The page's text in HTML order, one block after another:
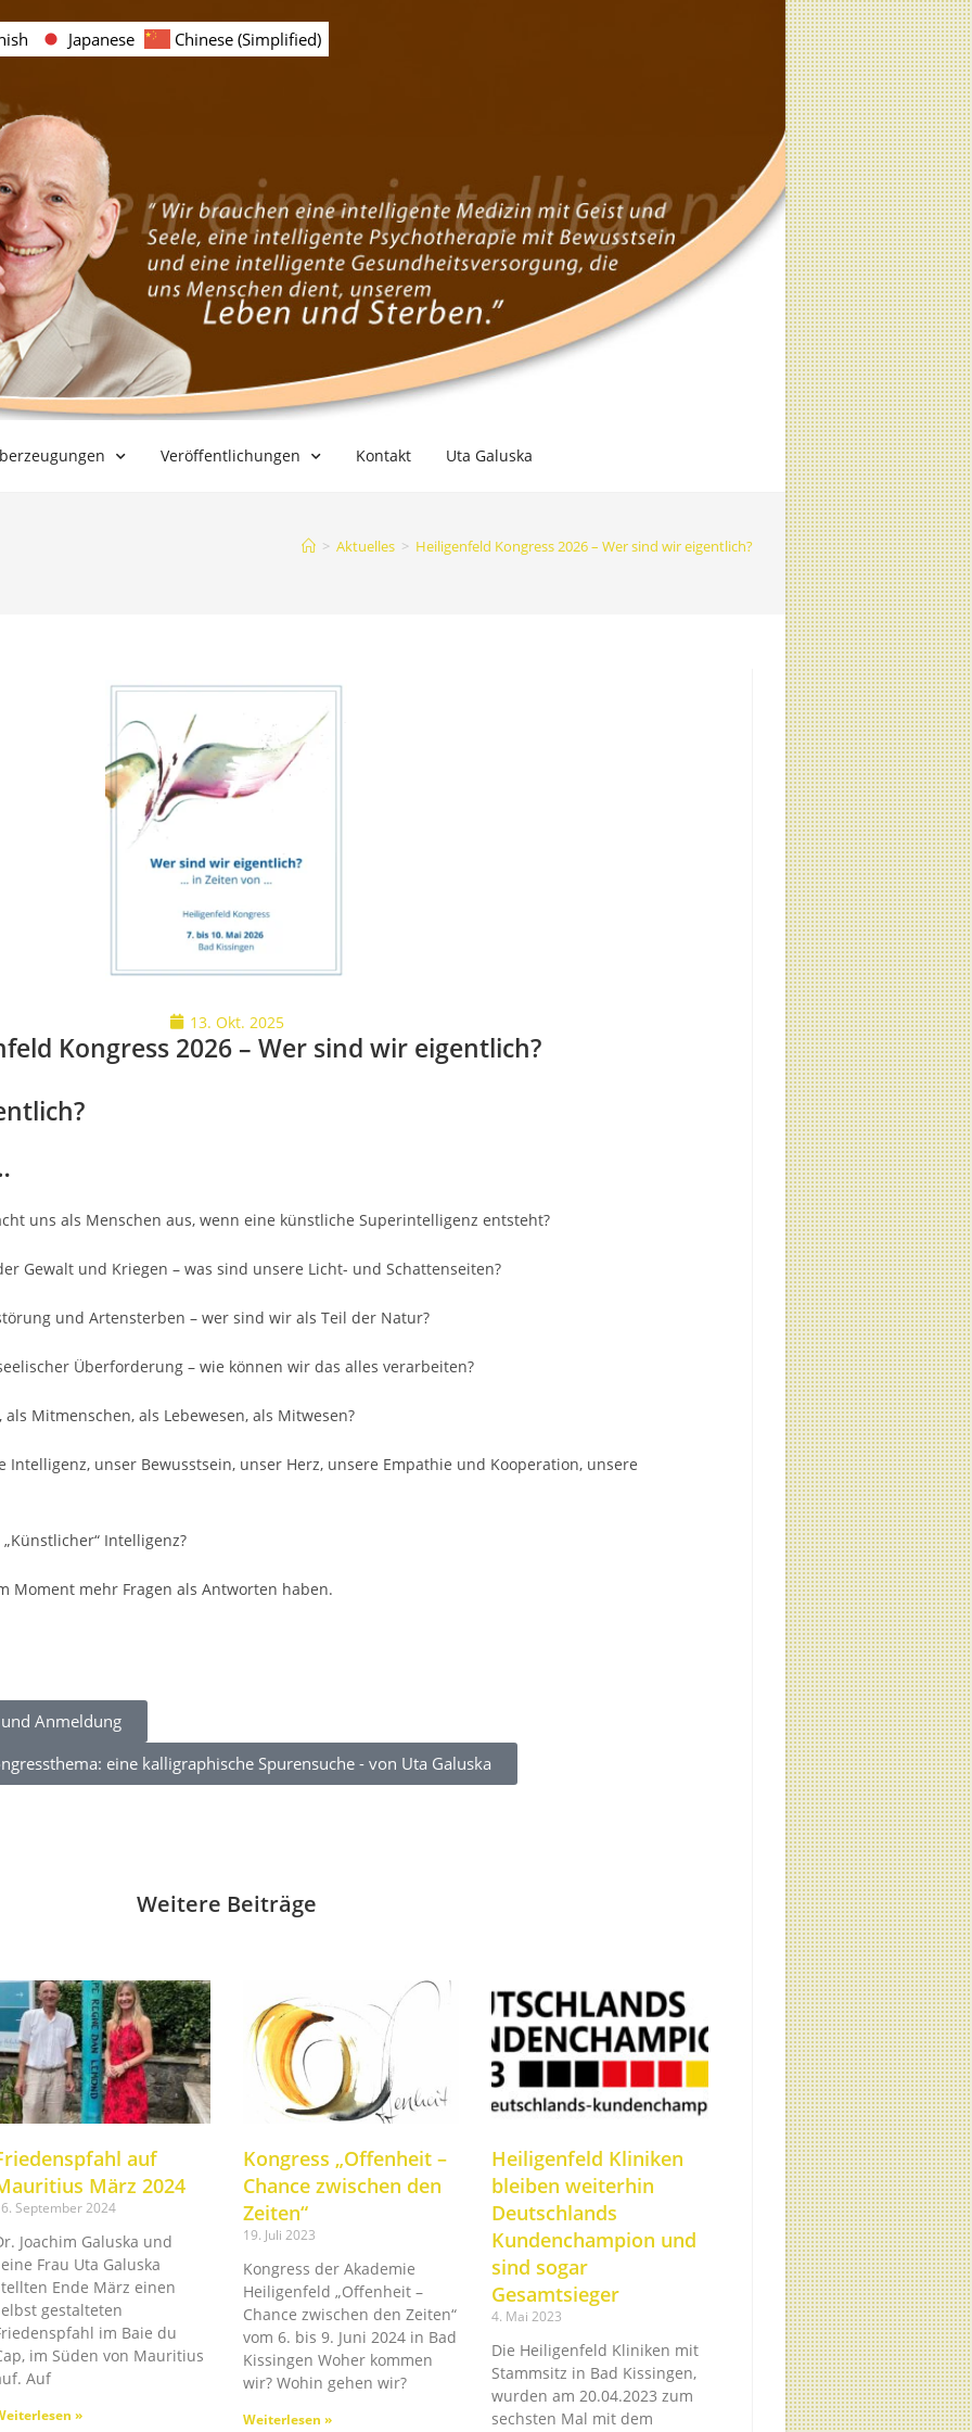
Veröffentlichungen Kontakt Uta Galuska
> Aktuelles > Heiligenfeld Kongress 2026 – Wer sind wir eigentlich?
13. Okt. 2025
Kongress 2026 – Wer sind wir eigentlich?
uns als Menschen aus, wenn eine künstliche Superintelligenz entsteht?
Gewalt und Kriegen – was sind unsere Licht- und Schattenseiten?
und Artensterben – wer sind wir als Teil der Natur?
Überforderung – wie können wir das alles verarbeiten?
als Mitmenschen, als Lebewesen, als Mitwesen?
Intelligenz, unser Bewusstsein, unser Herz, unsere Empathie und Kooperation, unsere
Intelligenz?
Moment mehr Fragen als Antworten haben.
Anmeldung
eine kalligraphische Spurensuche - von Uta Galuska
Weitere Beiträge
auf
März 2024​
September 2024
Joachim Galuska und
Frau Uta Galuska
Ende März einen
gestalteten
im Baie du
im Süden von Mauritius
Auf
»
Kongress „Offenheit –
Chance zwischen den
Zeiten“
19. Juli 2023
Kongress der Akademie
Heiligenfeld „Offenheit –
Chance zwischen den Zeiten“
vom 6. bis 9. Juni 2024 in Bad
Kissingen Woher kommen
wir? Wohin gehen wir?
Weiterlesen »
Heiligenfeld Kliniken
bleiben weiterhin
Deutschlands
Kundenchampion und
sind sogar
Gesamtsieger
4. Mai 2023
Die Heiligenfeld Kliniken mit
Stammsitz in Bad Kissingen,
wurden am 20.04.2023 zum
sechsten Mal mit dem
Japanese Chinese (Simplified)